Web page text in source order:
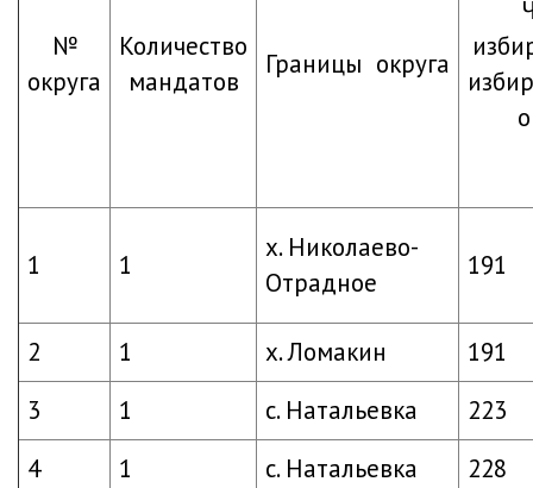
№
округа
Количество
мандатов
Границы округа
1 1
х. Николаево-
Отрадное
191
2 1 х. Ломакин
191
3
1 с. Натальевка
223
4
1 с. Натальевка
228